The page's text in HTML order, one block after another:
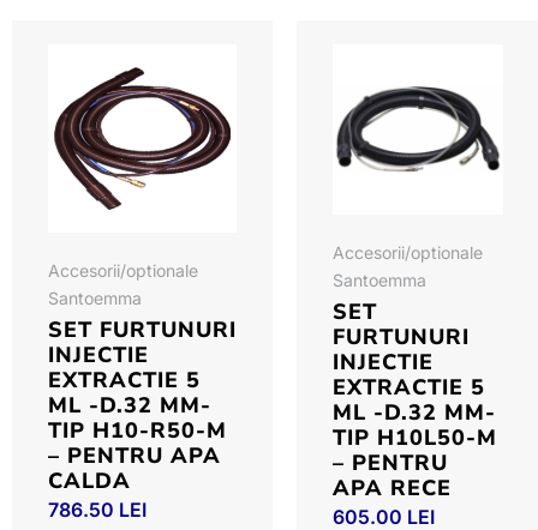
Accesorii/optionale
Santoemma
SET FURTUNURI
INJECTIE
EXTRACTIE 5
ML -D.32 MM-
TIP H10-R50-M
– PENTRU APA
CALDA
786.50 LEI
Accesorii/optionale
Santoemma
SET
FURTUNURI
INJECTIE
EXTRACTIE 5
ML -D.32 MM-
TIP H10L50-M
– PENTRU
APA RECE
605.00 LEI